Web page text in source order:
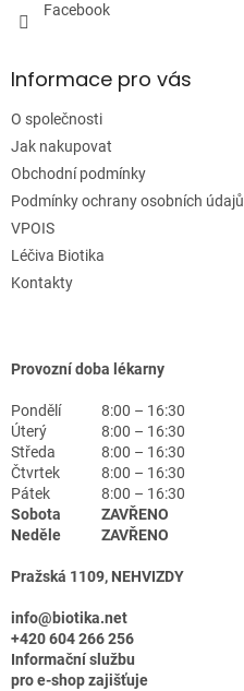
Facebook
Informace pro vás
O společnosti
Jak nakupovat
Obchodní podmínky
Podmínky ochrany osobních údajů
VPOIS
Léčiva Biotika
Kontakty
Provozní doba lékarny
Pondělí
8:00 – 16:30
Úterý
8:00 – 16:30
Středa
8:00 – 16:30
Čtvrtek
8:00 – 16:30
Pátek
8:00 – 16:30
Sobota
ZAVŘENO
Neděle
ZAVŘENO
Pražská 1109, NEHVIZDY
info@biotika.net
+420 604 266 256
Informační službu
pro e-shop zajišťuje